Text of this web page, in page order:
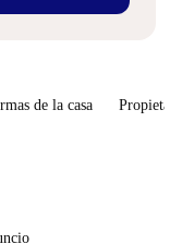
de la casa